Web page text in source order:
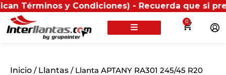
y Condiciones) - Recuerda que si
0
Inicio / Llantas / Llanta APTANY RA301 245/45 R20